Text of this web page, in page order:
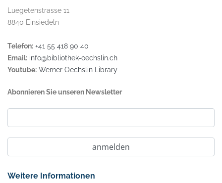
Luegetenstrasse 11
8840 Einsiedeln
Telefon: +41 55 418 90 40
Email: info@bibliothek-oechslin.ch
Youtube: Werner Oechslin Library
Abonnieren Sie unseren Newsletter
Weitere Informationen